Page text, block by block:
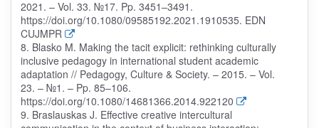
2021. – Vol. 33. №17. Pp. 3451–3491.
https://doi.org/10.1080/09585192.2021.1910535. EDN
CUJMPR
8. Blasko M. Making the tacit explicit: rethinking culturally
inclusive pedagogy in international student academic
adaptation // Pedagogy, Culture & Society. – 2015. – Vol.
23. – №1. – Pp. 85–106.
https://doi.org/10.1080/14681366.2014.922120
9. Braslauskas J. Effective creative intercultural